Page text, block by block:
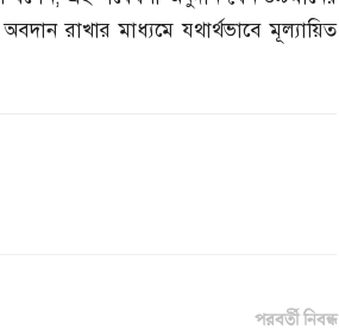
রাখার মাধ্যমে যথার্থভাবে মূল্যায়িত
পরবর্তী নিবন্ধ